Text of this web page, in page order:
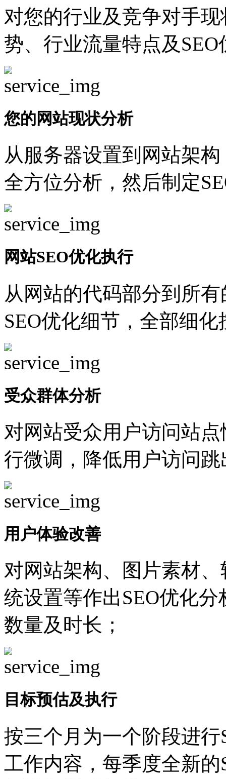
对您的行业及竞争对手
势、行业流量特点及
您的网站现状分析
从服务器设置到网站架
全方位分析，然后制定
网站SEO优化执行
从网站的代码部分到所
SEO优化细节，全部细
受众群体分析
对网站受众用户访问站
行微调，降低用户访问
用户体验改善
对网站架构、图片素材
统设置等作出SEO优化
数量及时长；
目标预估及执行
按三个月为一个阶段进
工作内容，每季度全新